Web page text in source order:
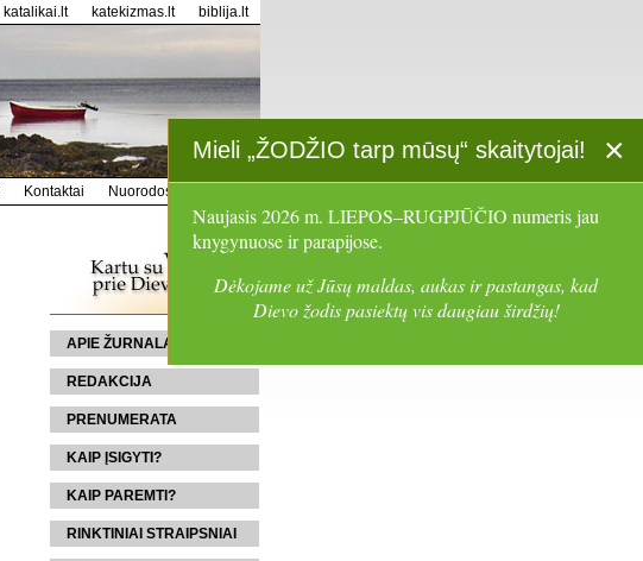
katalikai.lt katekizmas.lt biblija.lt
Kontaktai Nuorodos
APIE ŽURNALĄ
REDAKCIJA
PRENUMERATA
KAIP ĮSIGYTI?
KAIP PAREMTI?
RINKTINIAI STRAIPSNIAI
Mieli „ŽODŽIO tarp mūsų“ skaitytojai! ×
Naujasis 2026 m. LIEPOS–RUGPJŪČIO numeris jau
knygynuose ir parapijose.
Dėkojame už Jūsų maldas, aukas ir pastangas, kad
Dievo žodis pasiektų vis daugiau širdžių!